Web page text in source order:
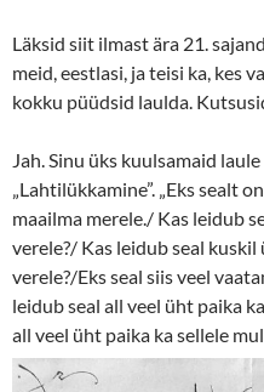
Läksid siit ilmast ära 21.
meid, eestlasi, ja teisi ka, kes
kokku püüdsid laulda.
Jah. Sinu üks kuulsamaid
„Lahtilükkamine”. „Eks sealt
maailma merele./ Kas leidub
verele?/ Kas leidub seal kuskil
verele?/Eks seal siis veel
leidub seal all veel üht paika
all veel üht paika ka sellele